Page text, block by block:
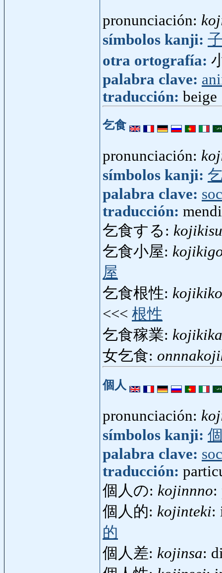
pronunciación:
símbolos kanji:
otra ortografía:
palabra clave:
traducción: beige
乞食
pronunciación:
símbolos kanji:
palabra clave:
traducción:
乞食する:
乞食小屋:
屋
乞食根性:
<<< 根性
乞食稼業:
女乞食:
個人
pronunciación:
símbolos kanji:
palabra clave:
traducción:
個人の: kojinnno:
個人的: kojinteki:
的
個人差: kojinsa: